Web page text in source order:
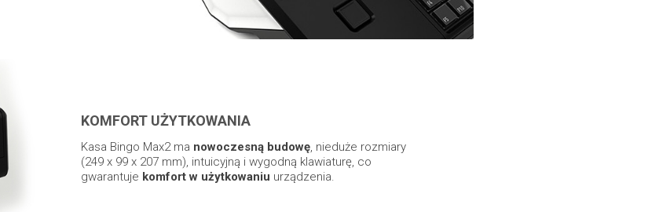
KOMFORT UŻYTKOWANIA
Kasa Bingo Max2 ma nowoczesną budowę, nieduże rozmiary
(249 x 99 x 207 mm), intuicyjną i wygodną klawiaturę, co
gwarantuje komfort w użytkowaniu urządzenia.